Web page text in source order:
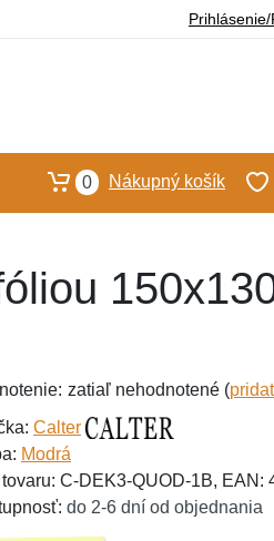
0 Nákupný košík
zatiaľ nehodnotené (
Calter
Modrá
tovaru: C-DEK3-QUOD-1B, EAN:
do 2-6 dní od objednania